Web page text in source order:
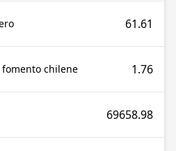
61.61
fomento chilene 1.76
69658.98